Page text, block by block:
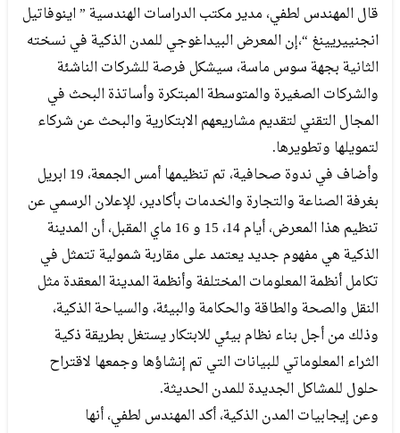
قال المهندس لطفي، مدير مكتب الدراسات الهندسية ” اينوفاتيل
انجنييريينغ “،إن المعرض البيداغوجي للمدن الذكية في نسخته
الثانية بجهة سوس ماسة، سيشكل فرصة للشركات الناشئة
والشركات الصغيرة والمتوسطة المبتكرة وأساتذة البحث في
المجال التقني لتقديم مشاريعهم الابتكارية والبحث عن شركاء
لتمويلها وتطويرها.
وأضاف في ندوة صحافية، تم تنظيمها أمس الجمعة، 19 ابريل
بغرفة الصناعة والتجارة والخدمات بأكادير، للإعلان الرسمي عن
تنظيم هذا المعرض، أيام 14، 15 و 16 ماي المقبل، أن المدينة
الذكية هي مفهوم جديد يعتمد على مقاربة شمولية تتمثل في
تكامل أنظمة المعلومات المختلفة وأنظمة المدينة المعقدة مثل
النقل والصحة والطاقة والحكامة والبيئة، والسياحة الذكية،
وذلك من أجل بناء نظام بيئي للابتكار يستغل بطريقة ذكية
الثراء المعلوماتي للبيانات التي تم إنشاؤها وجمعها لاقتراح
حلول للمشاكل الجديدة للمدن الحديثة.
وعن إيجابيات المدن الذكية، أكد المهندس لطفي، أنها